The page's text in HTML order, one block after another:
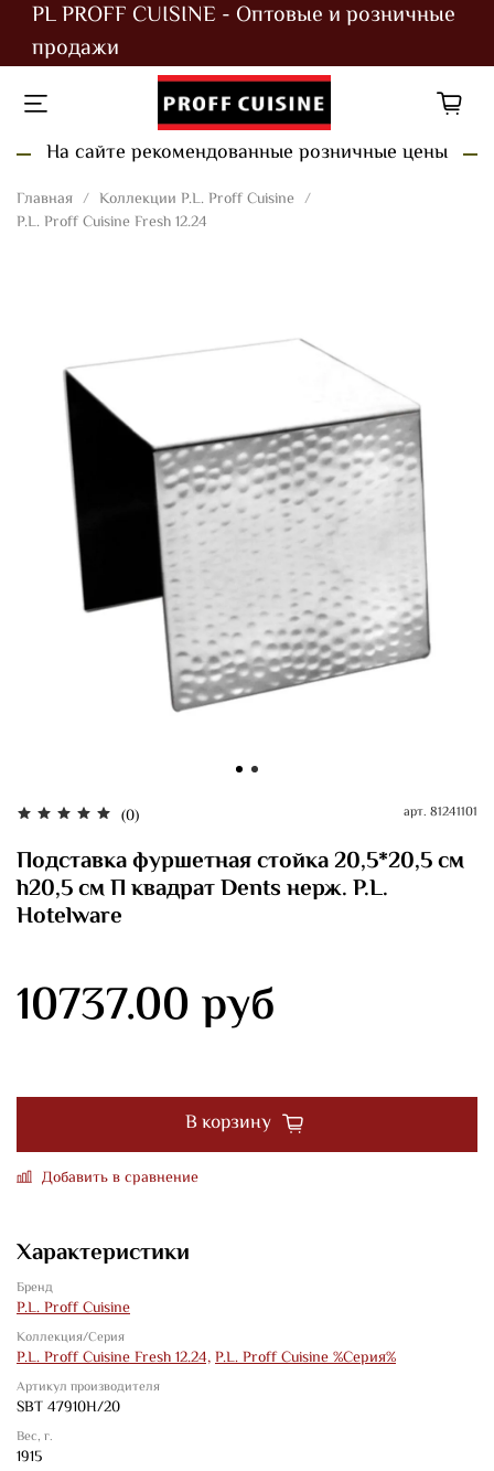
PL PROFF CUISINE - Оптовые и розничные
продажи
На сайте рекомендованные розничные цены
Главная
Коллекции P.L. Proff Cuisine
P.L. Proff Cuisine Fresh 12.24
(0) арт. 81241101
Подставка фуршетная стойка 20,5*20,5 см
h20,5 см П квадрат Dents нерж. P.L.
Hotelware
10737.00 руб
В корзину
Добавить в сравнение
Характеристики
Бренд
P.L. Proff Cuisine
Коллекция/Серия
P.L. Proff Cuisine Fresh 12.24,P.L. Proff Cuisine %Серия%
Артикул производителя
SBT 47910H/20
Вес, г.
1915